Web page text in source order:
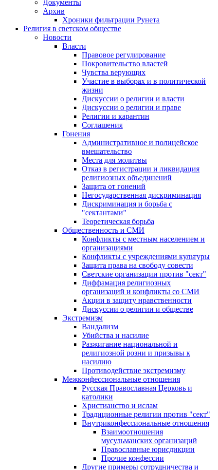
Документы
Архив
Хроники фильтрации Рунета
Религия в светском обществе
Новости
Власти
Правовое регулирование
Покровительство властей
Чувства верующих
Участие в выборах и в политической
жизни
Дискуссии о религии и власти
Дискуссии о религии и праве
Религии и карантин
Соглашения
Гонения
Административное и полицейское
вмешательство
Места для молитвы
Отказ в регистрации и ликвидация
религиозных объединений
Защита от гонений
Негосударственная дискриминация
Дискриминация и борьба с
"сектантами"
Теоретическая борьба
Общественность и СМИ
Конфликты с местным населением и
организациями
Конфликты с учреждениями культуры
Защита права на свободу совести
Светские организации против "сект"
Диффамация религиозных
организаций и конфликты со СМИ
Акции в защиту нравственности
Дискуссии о религии и обществе
Экстремизм
Вандализм
Убийства и насилие
Разжигание национальной и
религиозной розни и призывы к
насилию
Противодействие экстремизму
Межконфессиональные отношения
Русская Православная Церковь и
католики
Христианство и ислам
Традиционные религии против "сект"
Внутриконфессиональные отношения
Взаимоотношения
мусульманских организаций
Православные юрисдикции
Прочие конфессии
Другие примеры сотрудничества и